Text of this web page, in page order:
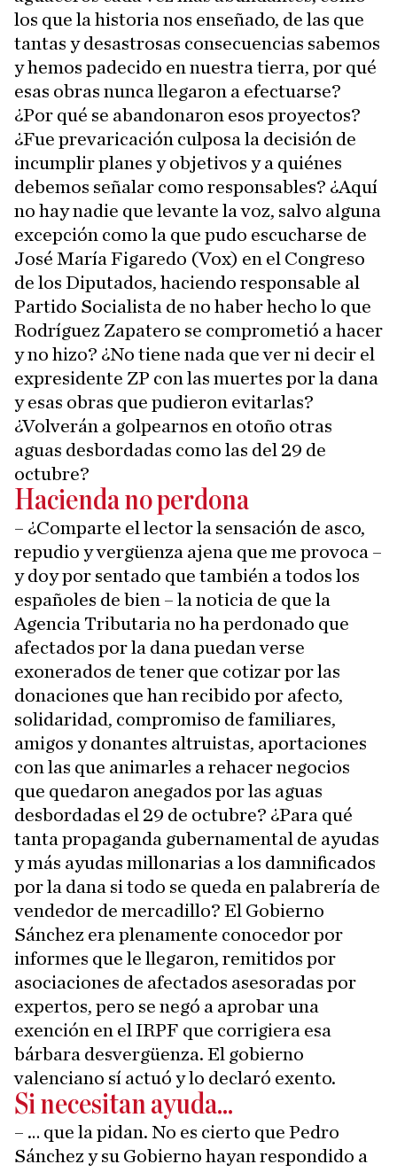
los que la historia nos enseñado, de las que
tantas y desastrosas consecuencias sabemos
y hemos padecido en nuestra tierra, por qué
esas obras nunca llegaron a efectuarse?
¿Por qué se abandonaron esos proyectos?
¿Fue prevaricación culposa la decisión de
incumplir planes y objetivos y a quiénes
debemos señalar como responsables? ¿Aquí
no hay nadie que levante la voz, salvo alguna
excepción como la que pudo escucharse de
José María Figaredo (Vox) en el Congreso
de los Diputados, haciendo responsable al
Partido Socialista de no haber hecho lo que
Rodríguez Zapatero se comprometió a hacer
y no hizo? ¿No tiene nada que ver ni decir el
expresidente ZP con las muertes por la dana
y esas obras que pudieron evitarlas?
¿Volverán a golpearnos en otoño otras
aguas desbordadas como las del 29 de
octubre?
Hacienda no perdona
– ¿Comparte el lector la sensación de asco,
repudio y vergüenza ajena que me provoca –
y doy por sentado que también a todos los
españoles de bien – la noticia de que la
Agencia Tributaria no ha perdonado que
afectados por la dana puedan verse
exonerados de tener que cotizar por las
donaciones que han recibido por afecto,
solidaridad, compromiso de familiares,
amigos y donantes altruistas, aportaciones
con las que animarles a rehacer negocios
que quedaron anegados por las aguas
desbordadas el 29 de octubre? ¿Para qué
tanta propaganda gubernamental de ayudas
y más ayudas millonarias a los damnificados
por la dana si todo se queda en palabrería de
vendedor de mercadillo? El Gobierno
Sánchez era plenamente conocedor por
informes que le llegaron, remitidos por
asociaciones de afectados asesoradas por
expertos, pero se negó a aprobar una
exención en el IRPF que corrigiera esa
bárbara desvergüenza. El gobierno
valenciano sí actuó y lo declaró exento.
Si necesitan ayuda...
– … que la pidan. No es cierto que Pedro
Sánchez y su Gobierno hayan respondido a